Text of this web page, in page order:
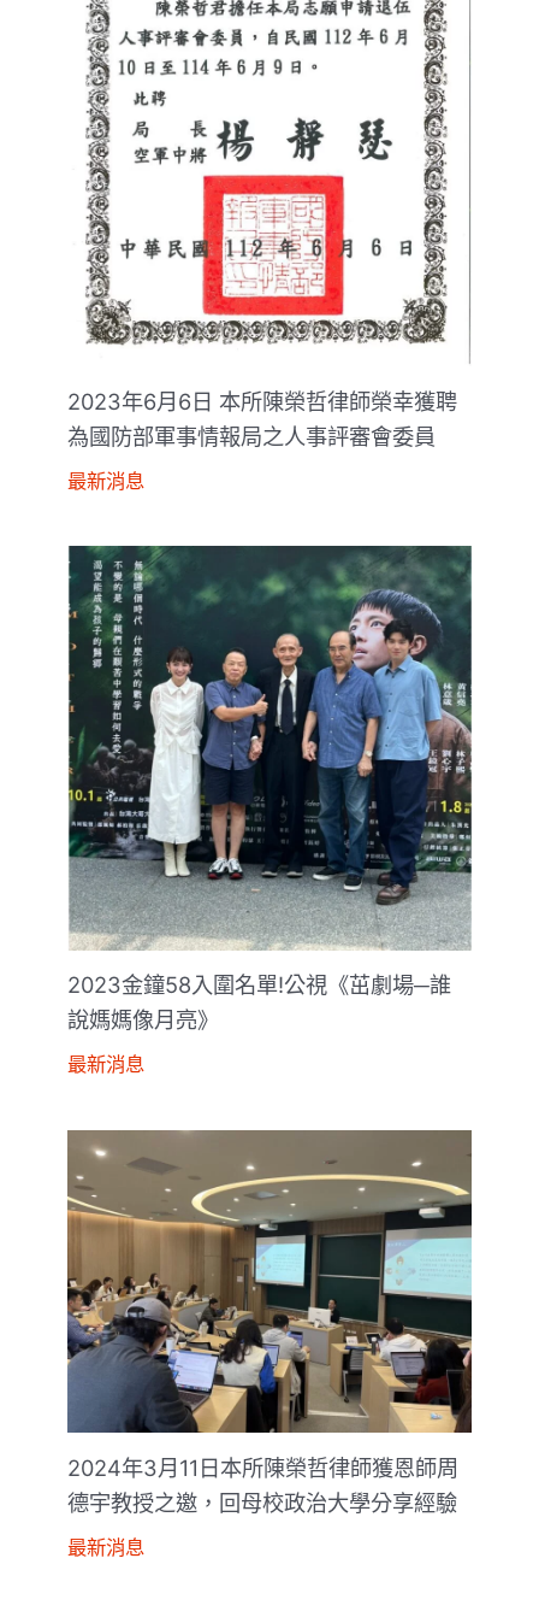
2023年6月6日 本所陳榮哲律師榮幸獲聘
為國防部軍事情報局之人事評審會委員
最新消息
2023金鐘58入圍名單!公視《茁劇場─誰
說媽媽像月亮》
最新消息
2024年3月11日本所陳榮哲律師獲恩師周
德宇教授之邀，回母校政治大學分享經驗
最新消息